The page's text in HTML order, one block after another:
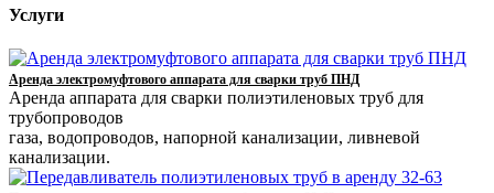
Услуги
Аренда электромуфтового аппарата для сварки труб ПНД
Аренда аппарата для сварки полиэтиленовых труб для
трубопроводов
газа, водопроводов, напорной канализации, ливневой
канализации.